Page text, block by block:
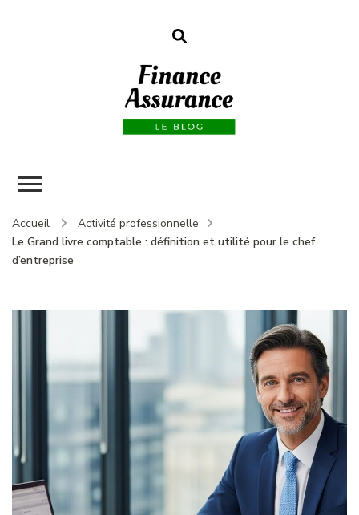
Accueil
Activité professionnelle
Le Grand livre comptable : définition et utilité pour le chef
d’entreprise